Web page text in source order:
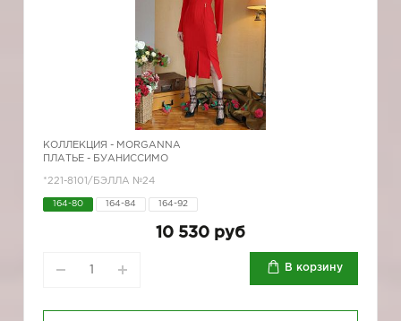
КОЛЛЕКЦИЯ - MORGANNA
ПЛАТЬЕ - БУАНИССИМО
*221-8101/БЭЛЛА №24
164-80 164-84 164-92
10 530 руб
В корзину